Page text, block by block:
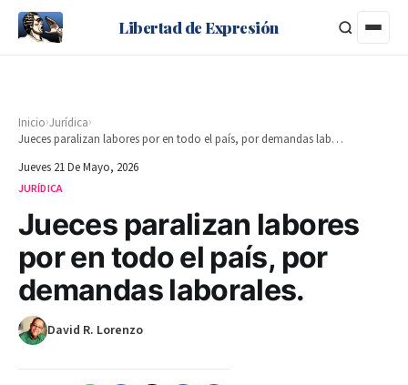
Libertad de Expresión
Inicio›Jurídica›
Jueces paralizan labores por en todo el país, por demandas laborales.
Jueves 21 De Mayo, 2026
JURÍDICA
Jueces paralizan labores
por en todo el país, por
demandas laborales.
David R. Lorenzo